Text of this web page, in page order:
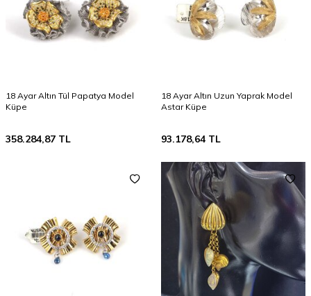
18 Ayar Altın Tül Papatya Model
Küpe
358.284,87 TL
18 Ayar Altın Uzun Yaprak Model
Astar Küpe
93.178,64 TL